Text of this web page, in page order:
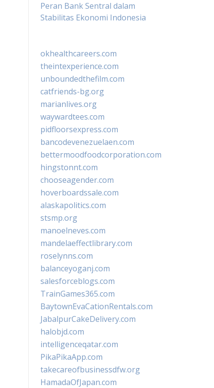
Peran Bank Sentral dalam
Stabilitas Ekonomi Indonesia
okhealthcareers.com
theintexperience.com
unboundedthefilm.com
catfriends-bg.org
marianlives.org
waywardtees.com
pidfloorsexpress.com
bancodevenezuelaen.com
bettermoodfoodcorporation.com
hingstonnt.com
chooseagender.com
hoverboardssale.com
alaskapolitics.com
stsmp.org
manoelneves.com
mandelaeffectlibrary.com
roselynns.com
balanceyoganj.com
salesforceblogs.com
TrainGames365.com
BaytownEvaCationRentals.com
JabalpurCakeDelivery.com
halobjd.com
intelligenceqatar.com
PikaPikaApp.com
takecareofbusinessdfw.org
HamadaOfJapan.com